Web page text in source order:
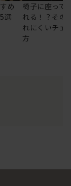
め
選
椅子に座って
れる！？その
れにくいチェ
方